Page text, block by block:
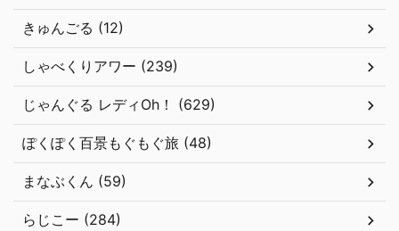
きゅんごる (12)
しゃべくりアワー (239)
じゃんぐる レディOh！ (629)
ぽくぽく百景もぐもぐ旅 (48)
まなぶくん (59)
らじこー (284)